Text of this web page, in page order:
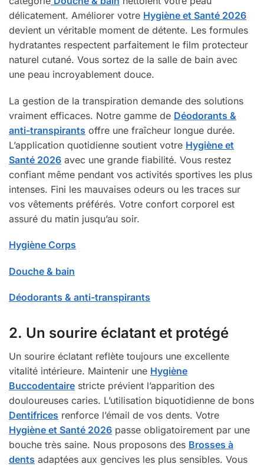
délicatement. Améliorer votre Hygiène et Santé 2026
devient un véritable moment de détente. Les formules
hydratantes respectent parfaitement le film protecteur
naturel cutané. Vous sortez de la salle de bain avec
une peau incroyablement douce.
La gestion de la transpiration demande des solutions
vraiment efficaces. Notre gamme de Déodorants &
anti-transpirants offre une fraîcheur longue durée.
L’application quotidienne soutient votre Hygiène et
Santé 2026 avec une grande fiabilité. Vous restez
confiant même pendant vos activités sportives les plus
intenses. Fini les mauvaises odeurs ou les traces sur
vos vêtements préférés. Votre confort corporel est
assuré du matin jusqu’au soir.
Hygiène Corps
Douche & bain
Déodorants & anti-transpirants
2. Un sourire éclatant et protégé
Un sourire éclatant reflète toujours une excellente
vitalité intérieure. Maintenir une Hygiène
Buccodentaire stricte prévient l’apparition des
douloureuses caries. L’utilisation biquotidienne de bons
Dentifrices renforce l’émail de vos dents. Votre
Hygiène et Santé 2026 passe obligatoirement par une
bouche très saine. Nous proposons des Brosses à
dents adaptées aux gencives les plus sensibles. Vous